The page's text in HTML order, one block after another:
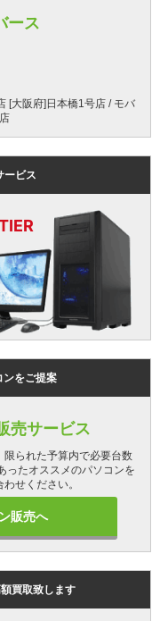
ース
[大阪府]日本橋1号店 / モバ
ービス
ンをご提案
売サービス
られた予算内で必要台数
ったオススメのパソコンを
せください。
販売へ
買取致します